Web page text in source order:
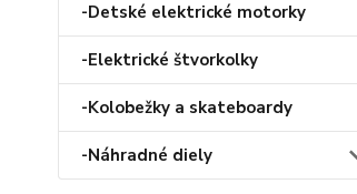
-Detské elektrické motorky
-Elektrické štvorkolky
-Kolobežky a skateboardy
-Náhradné diely